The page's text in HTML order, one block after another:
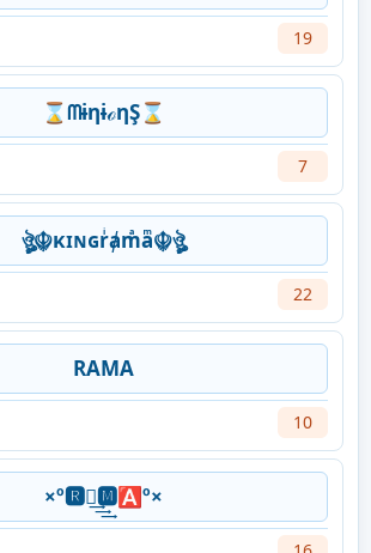
19
⌛ᗰɨηɨℴηŞ⌛
7
ঔৣ☬κɪɴɢrͥⱥmͣaͫ☬ঔৣ
22
RAMA
10
×º🆁🅰͢͢͢🅼🅰º×